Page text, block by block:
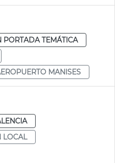
PORTADA TEMÁTICA
MANISES
LOCAL